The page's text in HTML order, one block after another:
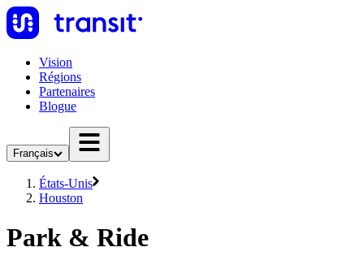
Vision
Régions
Partenaires
Blogue
Français
États-Unis
Houston
Park & Ride